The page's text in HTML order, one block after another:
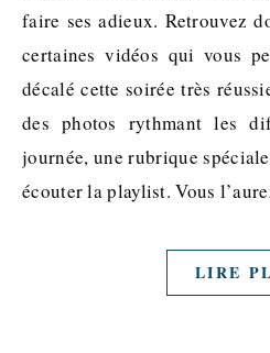
faire ses adieux. Retrouvez
certaines vidéos qui vous
décalé cette soirée très
des photos rythmant les
journée, une rubrique
écouter la playlist. Vous
LIRE